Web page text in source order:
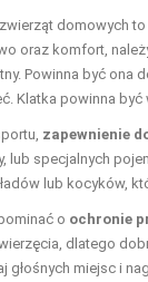
domowych
oraz komfort,
Powinna być ona
Klatka powinna być
zapewnienie
lub specjalnych
lub kocyków,
o ochronie
dlatego
głośnych miejsc i